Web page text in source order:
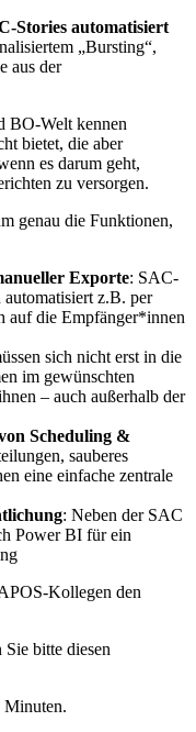
automatisiert
„Bursting“,
aus der
BO-Welt kennen
bietet, die aber
es darum geht,
zu versorgen.
genau die Funktionen,
Exporte: SAC-
automatisiert z.B. per
auf die Empfänger*innen
sich nicht erst in die
im gewünschten
– auch außerhalb der
Scheduling &
sauberes
eine einfache zentrale
: Neben der SAC
Power BI für ein
Kollegen den
bitte diesen
Minuten.